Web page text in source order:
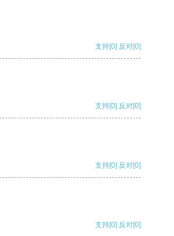
支持[0] 反对[0]
支持[0] 反对[0]
支持[0] 反对[0]
支持[0] 反对[0]